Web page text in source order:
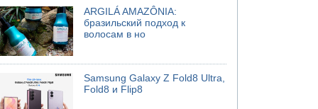
ARGILÁ AMAZÔNIA:
бразильский подход к
волосам в но
Samsung Galaxy Z Fold8 Ultra,
Fold8 и Flip8